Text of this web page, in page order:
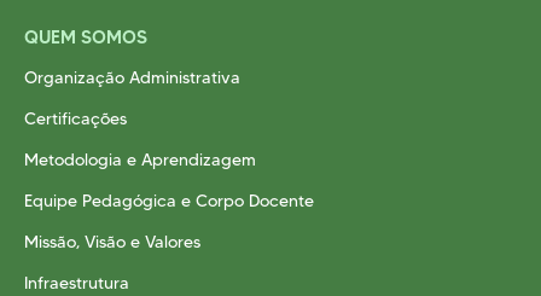
QUEM SOMOS
Organização Administrativa
Certificações
Metodologia e Aprendizagem
Equipe Pedagógica e Corpo Docente
Missão, Visão e Valores
Infraestrutura